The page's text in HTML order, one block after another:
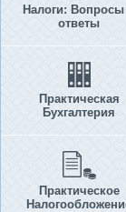
Налоги: Вопросы
ответы
Практическая
Бухгалтерия
Практическое